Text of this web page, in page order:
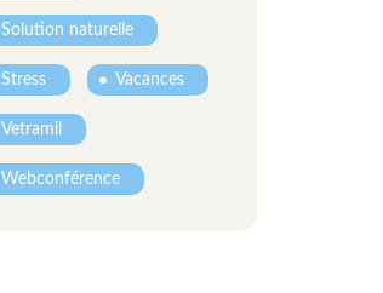
Solution naturelle
Stress Vacances
Vetramil
Webconférence